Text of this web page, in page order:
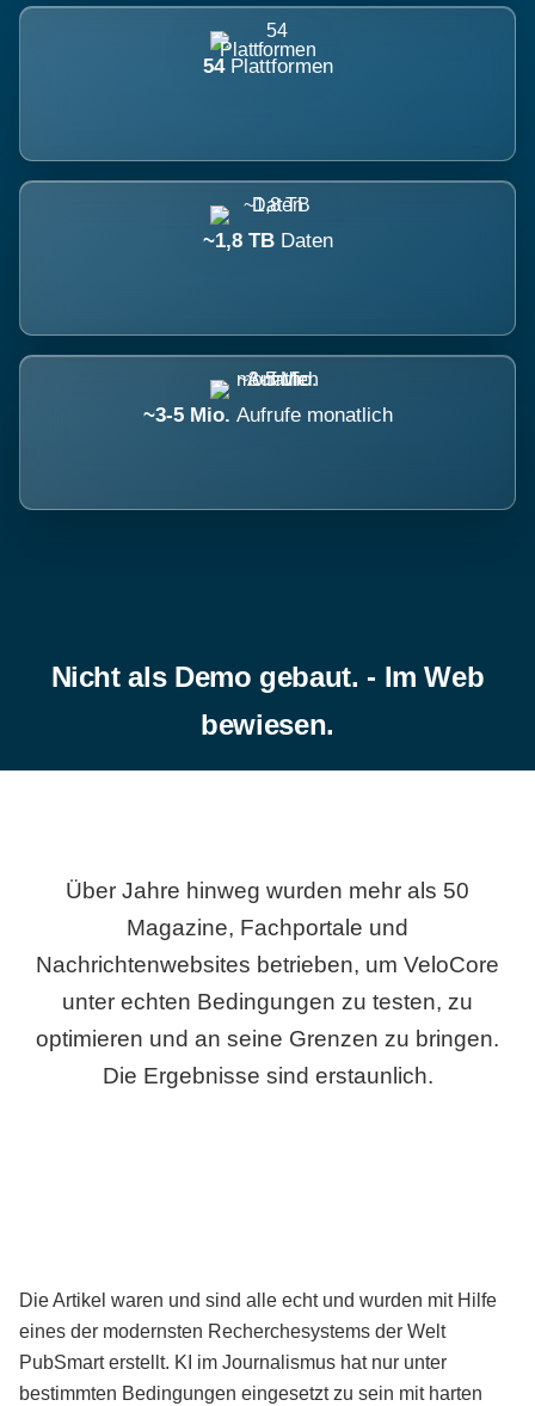
54 Plattformen
~1,8 TB Daten
~3-5 Mio. Aufrufe monatlich
Nicht als Demo gebaut. - Im Web
bewiesen.
Über Jahre hinweg wurden mehr als 50
Magazine, Fachportale und
Nachrichtenwebsites betrieben, um VeloCore
unter echten Bedingungen zu testen, zu
optimieren und an seine Grenzen zu bringen.
Die Ergebnisse sind erstaunlich.
Die Artikel waren und sind alle echt und wurden mit Hilfe
eines der modernsten Recherchesystems der Welt
PubSmart erstellt. KI im Journalismus hat nur unter
bestimmten Bedingungen eingesetzt zu sein mit harten